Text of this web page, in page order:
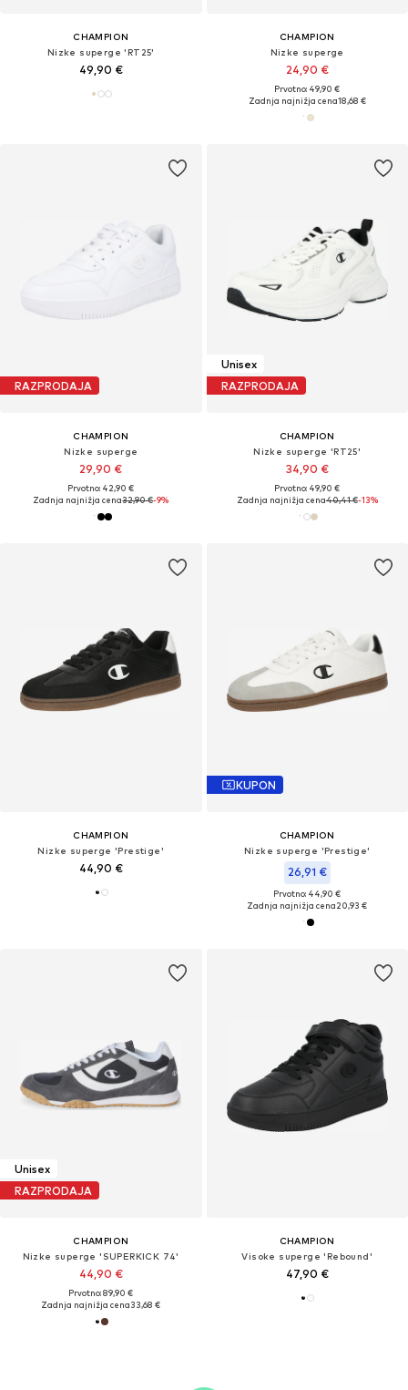
CHAMPION
Nizke superge 'RT25'
49,90 €
CHAMPION
Nizke superge
24,90 €
Prvotno: 49,90 €
Zadnja najnižja cena18,68 €
RAZPRODAJA
CHAMPION
Nizke superge
29,90 €
Prvotno: 42,90 €
Zadnja najnižja cena32,90 €-9%
Unisex
RAZPRODAJA
CHAMPION
Nizke superge 'RT25'
34,90 €
Prvotno: 49,90 €
Zadnja najnižja cena40,41 €-13%
CHAMPION
Nizke superge 'Prestige'
44,90 €
KUPON
CHAMPION
Nizke superge 'Prestige'
26,91 €
Prvotno: 44,90 €
Zadnja najnižja cena20,93 €
Unisex
RAZPRODAJA
CHAMPION
Nizke superge 'SUPERKICK 74'
44,90 €
Prvotno: 89,90 €
Zadnja najnižja cena33,68 €
CHAMPION
Visoke superge 'Rebound'
47,90 €